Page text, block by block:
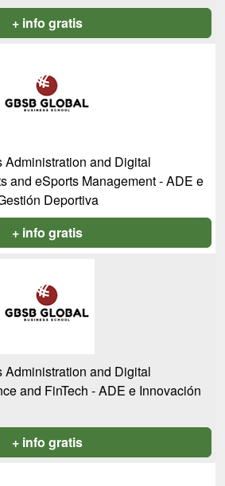
+ info gratis
Administration and Digital
and eSports Management - ADE e
Deportiva
+ info gratis
Administration and Digital
and FinTech - ADE e Innovación
+ info gratis